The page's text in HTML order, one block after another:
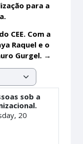
para a
CEE. Com a
Raquel e o
Gurgel. →
sob a
20